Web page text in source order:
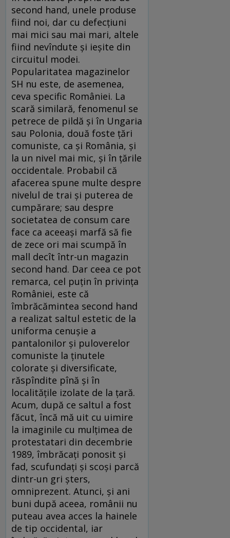
second hand, unele produse
fiind noi, dar cu defecţiuni
mai mici sau mai mari, altele
fiind nevîndute şi ieşite din
circuitul modei.
Popularitatea magazinelor
SH nu este, de asemenea,
ceva specific României. La
scară similară, fenomenul se
petrece de pildă şi în Ungaria
sau Polonia, două foste ţări
comuniste, ca şi România, şi
la un nivel mai mic, şi în ţările
occidentale. Probabil că
afacerea spune multe despre
nivelul de trai şi puterea de
cumpărare; sau despre
societatea de consum care
face ca aceeaşi marfă să fie
de zece ori mai scumpă în
mall decît într-un magazin
second hand. Dar ceea ce pot
remarca, cel puţin în privinţa
României, este că
îmbrăcămintea second hand
a realizat saltul estetic de la
uniforma cenuşie a
pantalonilor şi puloverelor
comuniste la ţinutele
colorate şi diversificate,
răspîndite pînă şi în
localităţile izolate de la ţară.
Acum, după ce saltul a fost
făcut, încă mă uit cu uimire
la imaginile cu mulţimea de
protestatari din decembrie
1989, îmbrăcaţi ponosit şi
fad, scufundaţi şi scoşi parcă
dintr-un gri şters,
omniprezent. Atunci, şi ani
buni după aceea, românii nu
puteau avea acces la hainele
de tip occidental, iar